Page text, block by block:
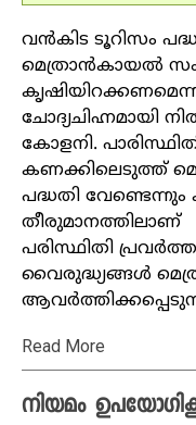
വന്‍കിട ടൂറിസം
മെത്രാന്‍കായല്‍
ചോദ്യചിഹ്നമായി
കോളനി.
കണക്കിലെടുത്ത്
പദ്ധതി
തീരുമാനത്തിലാണ്
പരിസ്ഥിതി
വൈരുദ്ധ്യങ്ങള്‍
Read More
നിയമം